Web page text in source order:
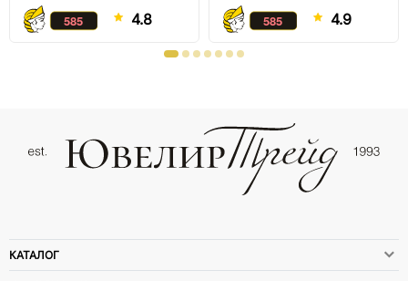
4.8 4.9
КАТАЛОГ